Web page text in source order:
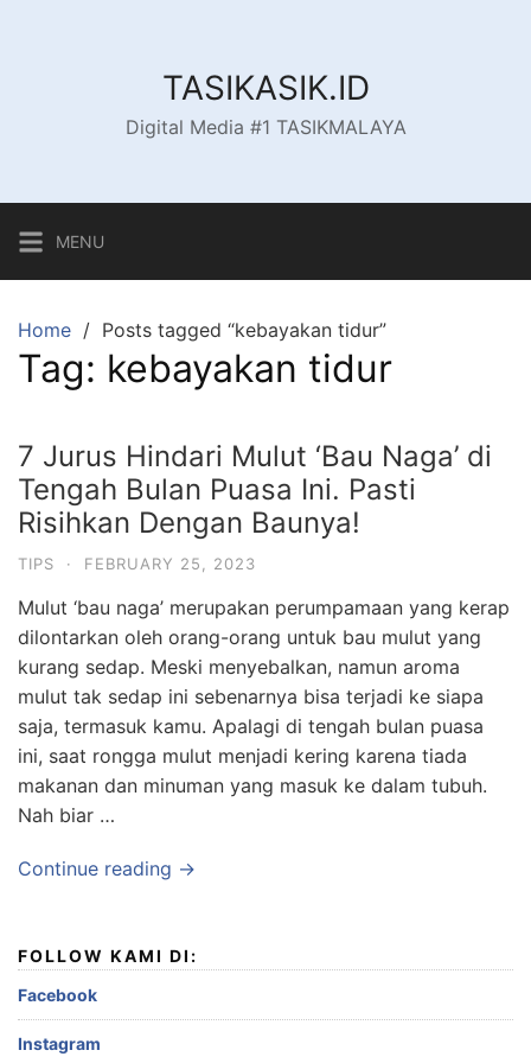
TASIKASIK.ID
Digital Media #1 TASIKMALAYA
MENU
Home Posts tagged “kebayakan tidur”
Tag: kebayakan tidur
7 Jurus Hindari Mulut ‘Bau Naga’ di
Tengah Bulan Puasa Ini. Pasti
Risihkan Dengan Baunya!
TIPS · FEBRUARY 25, 2023
Mulut ‘bau naga’ merupakan perumpamaan yang kerap
dilontarkan oleh orang-orang untuk bau mulut yang
kurang sedap. Meski menyebalkan, namun aroma
mulut tak sedap ini sebenarnya bisa terjadi ke siapa
saja, termasuk kamu. Apalagi di tengah bulan puasa
ini, saat rongga mulut menjadi kering karena tiada
makanan dan minuman yang masuk ke dalam tubuh.
Nah biar …
Continue reading →
FOLLOW KAMI DI:
Facebook
Instagram